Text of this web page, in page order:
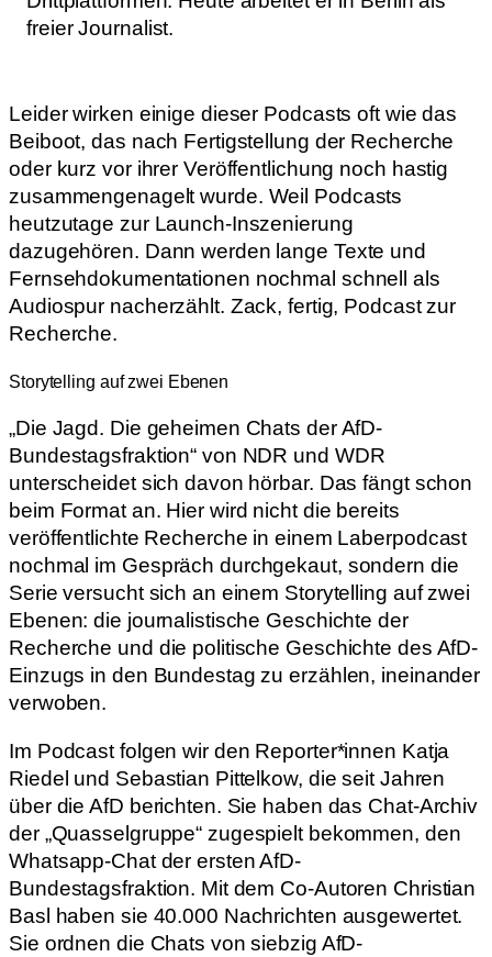
freier Journalist.
Leider wirken einige dieser Podcasts oft wie das
Beiboot, das nach Fertigstellung der Recherche
oder kurz vor ihrer Veröffentlichung noch hastig
zusammengenagelt wurde. Weil Podcasts
heutzutage zur Launch-Inszenierung
dazugehören. Dann werden lange Texte und
Fernsehdokumentationen nochmal schnell als
Audiospur nacherzählt. Zack, fertig, Podcast zur
Recherche.
Storytelling auf zwei Ebenen
„Die Jagd. Die geheimen Chats der AfD-
Bundestagsfraktion“ von NDR und WDR
unterscheidet sich davon hörbar. Das fängt schon
beim Format an. Hier wird nicht die bereits
veröffentlichte Recherche in einem Laberpodcast
nochmal im Gespräch durchgekaut, sondern die
Serie versucht sich an einem Storytelling auf zwei
Ebenen: die journalistische Geschichte der
Recherche und die politische Geschichte des AfD-
Einzugs in den Bundestag zu erzählen, ineinander
verwoben.
Im Podcast folgen wir den Reporter*innen Katja
Riedel und Sebastian Pittelkow, die seit Jahren
über die AfD berichten. Sie haben das Chat-Archiv
der „Quasselgruppe“ zugespielt bekommen, den
Whatsapp-Chat der ersten AfD-
Bundestagsfraktion. Mit dem Co-Autoren Christian
Basl haben sie 40.000 Nachrichten ausgewertet.
Sie ordnen die Chats von siebzig AfD-